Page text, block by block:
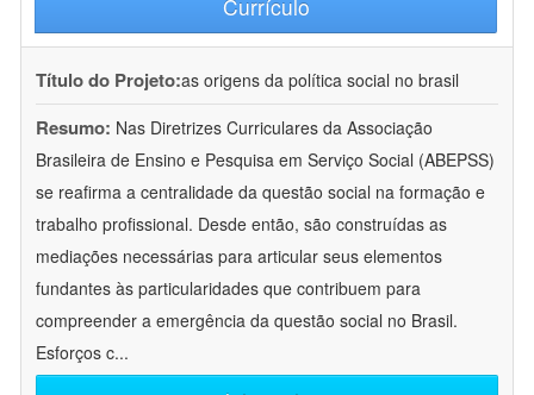
Currículo
Título do Projeto:as origens da política social no brasil
Resumo: Nas Diretrizes Curriculares da Associação
Brasileira de Ensino e Pesquisa em Serviço Social (ABEPSS)
se reafirma a centralidade da questão social na formação e
trabalho profissional. Desde então, são construídas as
mediações necessárias para articular seus elementos
fundantes às particularidades que contribuem para
compreender a emergência da questão social no Brasil.
Esforços c...